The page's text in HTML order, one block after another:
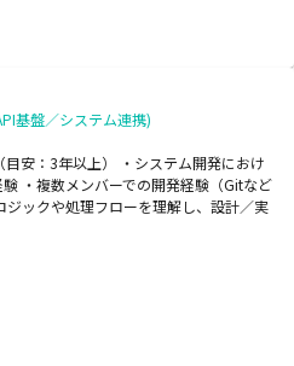
基盤／システム連携)
安：3年以上） ・システム開発におけ
・複数メンバーでの開発経験（Gitなど
ックや処理フローを理解し、設計／実